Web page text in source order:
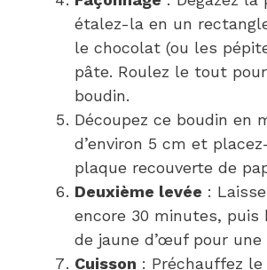
étalez-la en un
le chocolat (ou les
pâte. Roulez le tout
boudin.
Découpez ce boudin en
d’environ 5 cm et
plaque recouverte de
Deuxième levée :
encore 30 minutes, puis
de jaune d’œuf pour
Cuisson : Préchauffez le